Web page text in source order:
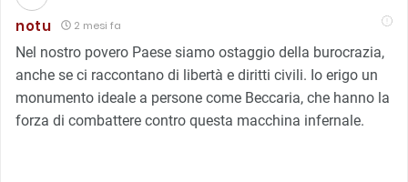
notu 2 mesi fa
Nel nostro povero Paese siamo ostaggio della burocrazia,
anche se ci raccontano di libertà e diritti civili. Io erigo un
monumento ideale a persone come Beccaria, che hanno la
forza di combattere contro questa macchina infernale.